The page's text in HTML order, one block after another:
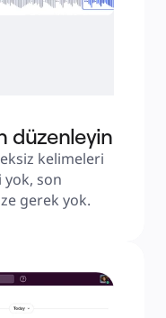
düzenleyin
kelimeleri
yok, son
gerek yok.